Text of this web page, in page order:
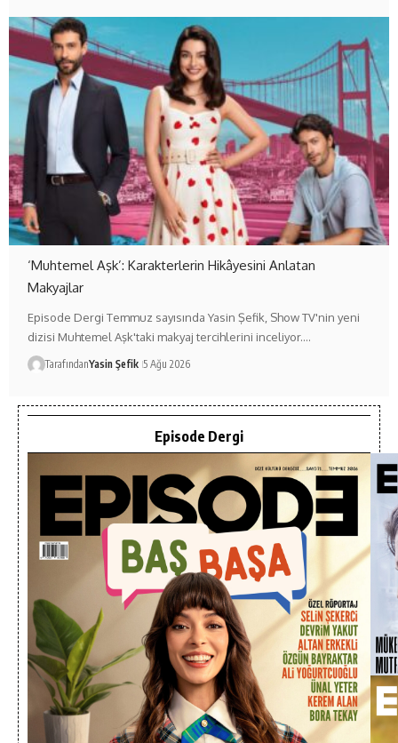
‘Muhtemel Aşk’: Karakterlerin Hikâyesini Anlatan
Makyajlar
Episode Dergi Temmuz sayısında Yasin Şefik, Show TV'nin yeni
dizisi Muhtemel Aşk'taki makyaj tercihlerini inceliyor.…
TarafındanYasin Şefik 5 Ağu 2026
Episode Dergi